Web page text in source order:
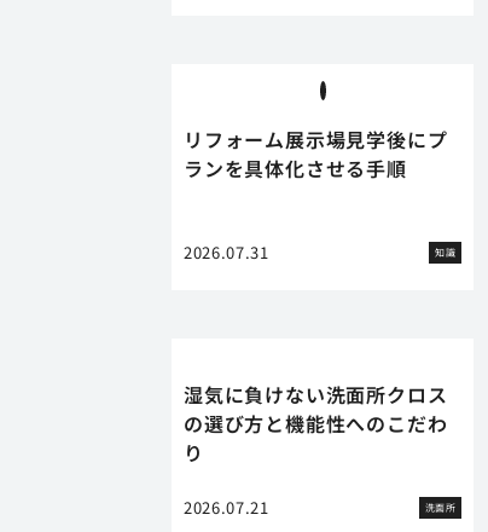
リフォーム展示場見学後にプ
ランを具体化させる手順
2026.07.31 知識
湿気に負けない洗面所クロス
の選び方と機能性へのこだわ
り
2026.07.21 洗面所